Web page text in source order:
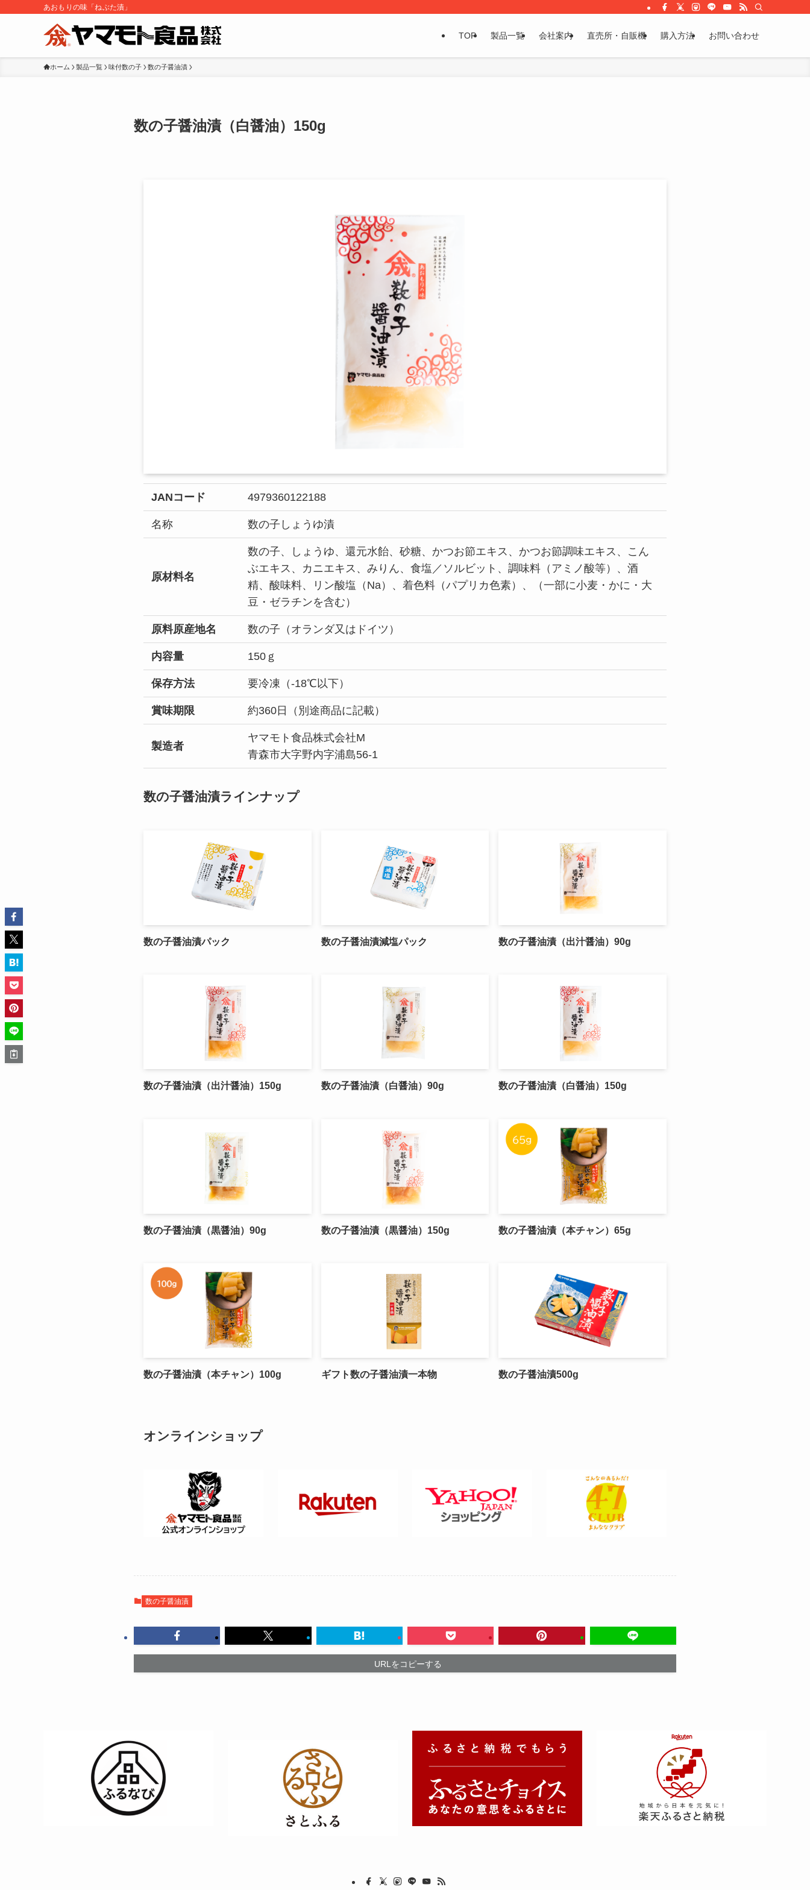
あおもりの味「ねぶた漬」
TOP 製品一覧 会社案内 直売所・自販機 購入方法 お問い合わせ
ホーム 製品一覧 味付数の子 数の子醤油漬
数の子醤油漬（白醤油）150g
JANコード 4979360122188
名称 数の子しょうゆ漬
原材料名
数の子、しょうゆ、還元水飴、砂糖、かつお節エキス、かつお節調味エキス、こん
ぶエキス、カニエキス、みりん、食塩／ソルビット、調味料（アミノ酸等）、酒
精、酸味料、リン酸塩（Na）、着色料（パプリカ色素）、（一部に小麦・かに・大
豆・ゼラチンを含む）
原料原産地名 数の子（オランダ又はドイツ）
内容量 150ｇ
保存方法 要冷凍（-18℃以下）
賞味期限 約360日（別途商品に記載）
製造者
ヤマモト食品株式会社M
青森市大字野内字浦島56-1
数の子醤油漬ラインナップ
数の子醤油漬パック 数の子醤油漬減塩パック 数の子醤油漬（出汁醤油）90g
数の子醤油漬（出汁醤油）150g 数の子醤油漬（白醤油）90g 数の子醤油漬（白醤油）150g
数の子醤油漬（黒醤油）90g 数の子醤油漬（黒醤油）150g 数の子醤油漬（本チャン）65g
数の子醤油漬（本チャン）100g ギフト数の子醤油漬一本物 数の子醤油漬500g
オンラインショップ
数の子醤油漬
URLをコピーする